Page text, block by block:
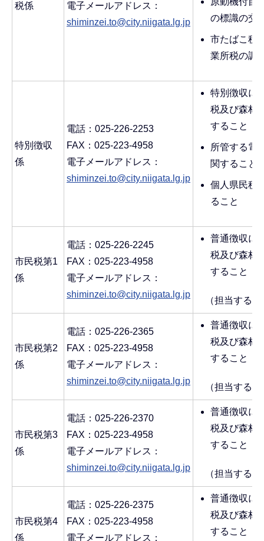
税係
電子メールアドレス：
shiminzei.to@city.niigata.lg.jp
の標識の交
市たばこ税
業所税の調
特別徴収
係
電話：025-226-2253
FAX：025-223-4958
電子メールアドレス：
shiminzei.to@city.niigata.lg.jp
特別徴収に
税及び森林
すること
所管する電
関すること
個人県民税
ること
市民税第1
係
電話：025-226-2245
FAX：025-223-4958
電子メールアドレス：
shiminzei.to@city.niigata.lg.jp
普通徴収に
税及び森林
すること
（担当する区
市民税第2
係
電話：025-226-2365
FAX：025-223-4958
電子メールアドレス：
shiminzei.to@city.niigata.lg.jp
普通徴収に
税及び森林
すること
（担当する区
市民税第3
係
電話：025-226-2370
FAX：025-223-4958
電子メールアドレス：
shiminzei.to@city.niigata.lg.jp
普通徴収に
税及び森林
すること
（担当する区
市民税第4
係
電話：025-226-2375
FAX：025-223-4958
電子メールアドレス：
普通徴収に
税及び森林
すること